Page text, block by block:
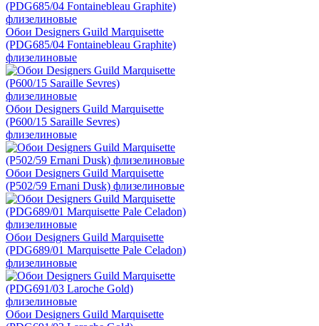
Обои Designers Guild Marquisette
(PDG685/04 Fontainebleau Graphite)
флизелиновые
Обои Designers Guild Marquisette
(P600/15 Saraille Sevres)
флизелиновые
Обои Designers Guild Marquisette
(P502/59 Ernani Dusk) флизелиновые
Обои Designers Guild Marquisette
(PDG689/01 Marquisette Pale Celadon)
флизелиновые
Обои Designers Guild Marquisette